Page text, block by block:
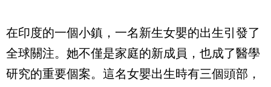
在印度的一個小鎮，一名新生女嬰的出生引發了
全球關注。她不僅是家庭的新成員，也成了醫學
研究的重要個案。這名女嬰出生時有三個頭部，